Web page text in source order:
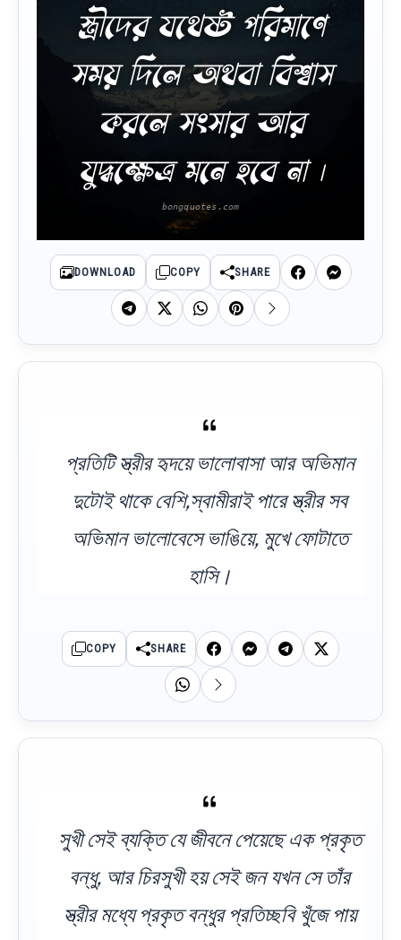
স্ত্রীদের যথেষ্ট পরিমাণে
সময় দিলে অথবা বিশ্বাস
করলে সংসার আর
যুদ্ধক্ষেত্র মনে হবে না ।
DOWNLOAD COPY SHARE
প্রতিটি স্ত্রীর হৃদয়ে ভালোবাসা আর অভিমান
দুটোই থাকে বেশি,স্বামীরাই পারে স্ত্রীর সব
অভিমান ভালোবেসে ভাঙিয়ে, মুখে ফোটাতে
হাসি।
COPY SHARE
সুখী সেই ব্যক্তি যে জীবনে পেয়েছে এক প্রকৃত
বন্ধু, আর চিরসুখী হয় সেই জন যখন সে তাঁর
স্ত্রীর মধ্যে প্রকৃত বন্ধুর প্রতিচ্ছবি খুঁজে পায়